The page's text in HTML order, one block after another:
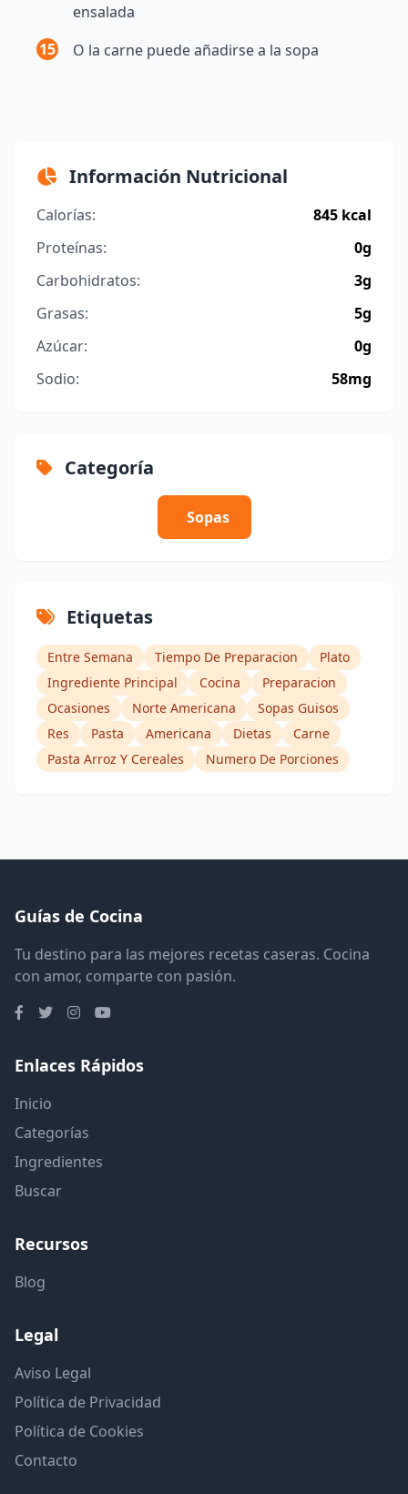
ensalada
15
O la carne puede añadirse a la sopa
Información Nutricional
Calorías:
845 kcal
Proteínas:
0g
Carbohidratos:
3g
Grasas:
5g
Azúcar:
0g
Sodio:
58mg
Categoría
Sopas
Etiquetas
Entre Semana Tiempo De Preparacion
Plato
Ingrediente Principal
Cocina
Preparacion
Ocasiones
Norte Americana
Sopas Guisos
Res
Pasta Americana Dietas
Carne
Pasta Arroz Y Cereales
Numero De Porciones
Guías de Cocina
Tu destino para las mejores recetas caseras. Cocina
con amor, comparte con pasión.
Enlaces Rápidos
Inicio
Categorías
Ingredientes
Buscar
Recursos
Blog
Legal
Aviso Legal
Política de Privacidad
Política de Cookies
Contacto